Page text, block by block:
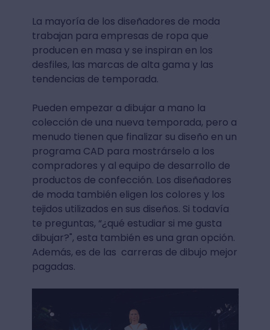
La mayoría de los diseñadores de moda
trabajan para empresas de ropa que
producen en masa y se inspiran en los
desfiles, las marcas de alta gama y las
tendencias de temporada.
Pueden empezar a dibujar a mano la
colección de una nueva temporada, pero a
menudo tienen que finalizar su diseño en un
programa CAD para mostrárselo a los
compradores y al equipo de desarrollo de
productos de confección. Los diseñadores
de moda también eligen los colores y los
tejidos utilizados en sus diseños. Si todavía
te preguntas, “¿qué estudiar si me gusta
dibujar?", esta también es una gran opción.
Además, es de las carreras de dibujo mejor
pagadas.